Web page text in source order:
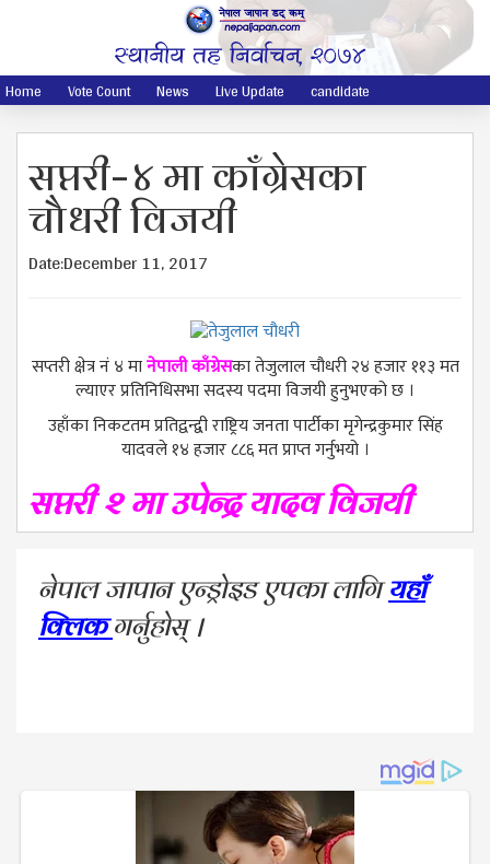
Home Vote Count News Live Update candidate
सप्तरी–४ मा काँग्रेसका
चौधरी विजयी
Date:December 11, 2017
सप्तरी क्षेत्र नं ४ मानेपाली काँग्रेसका तेजुलाल चौधरी २४ हजार ११३ मत
ल्याएर प्रतिनिधिसभा सदस्य पदमा विजयी हुनुभएको छ ।
उहाँका निकटतम प्रतिद्वन्द्वी राष्ट्रिय जनता पार्टीका मृगेन्द्रकुमार सिंह
यादवले १४ हजार ८८६ मत प्राप्त गर्नुभयो ।
सप्तरी २ मा उपेन्द्र यादव विजयी
नेपाल जापान एन्ड्रोइड एपका लागियहाँ
क्लिकगर्नुहोस् ।